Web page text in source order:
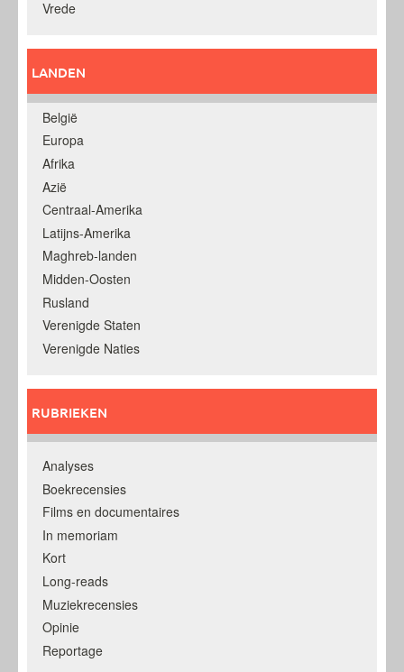
Vrede
LANDEN
België
Europa
Afrika
Azië
Centraal-Amerika
Latijns-Amerika
Maghreb-landen
Midden-Oosten
Rusland
Verenigde Staten
Verenigde Naties
RUBRIEKEN
Analyses
Boekrecensies
Films en documentaires
In memoriam
Kort
Long-reads
Muziekrecensies
Opinie
Reportage